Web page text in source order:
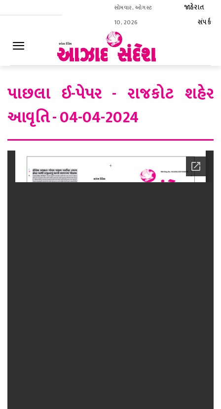
સોમવાર, ઓગસ્ટ
10, 2026
જાહેરાત
સંપર્ક
પાછલા ઈ-પેપર - રાજકોટ શહેર
આવૃતિ - 04-04-2024